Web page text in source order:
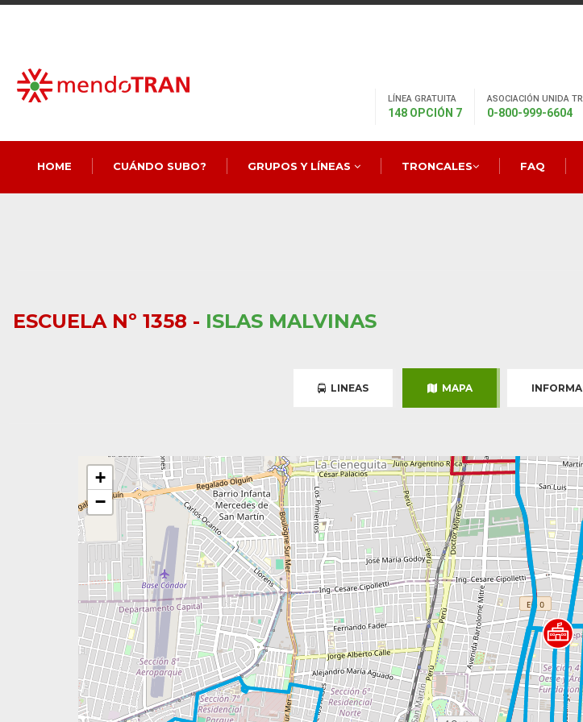
LÍNEA GRATUITA
148 OPCIÓN 7
ASOCIACIÓN UNIDA
0-800-999-6604
HOME CUÁNDO SUBO? GRUPOS Y LÍNEAS TRONCALES FAQ
ESCUELA Nº 1358 - ISLAS MALVINAS
LINEAS MAPA
+
−